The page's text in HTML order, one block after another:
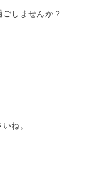
しませんか？
ね。